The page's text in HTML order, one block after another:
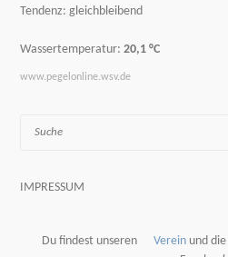
Tendenz: gleichbleibend
Wassertemperatur:20,1 °C
www.pegelonline.wsv.de
IMPRESSUM
Du findest unseren Vereinund die